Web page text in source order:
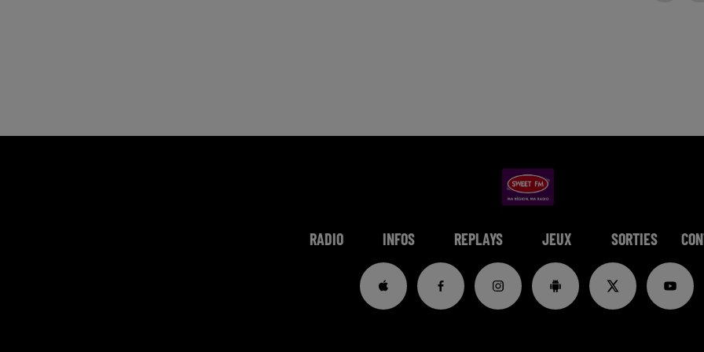
RADIO INFOS REPLAYS JEUX SORTIES